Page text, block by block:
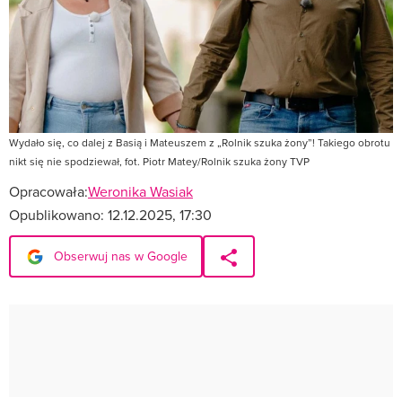
Wydało się, co dalej z Basią i Mateuszem z „Rolnik szuka żony”! Takiego obrotu
nikt się nie spodziewał, fot. Piotr Matey/Rolnik szuka żony TVP
Opracowała:Weronika Wasiak
Opublikowano: 12.12.2025, 17:30
Obserwuj nas w Google